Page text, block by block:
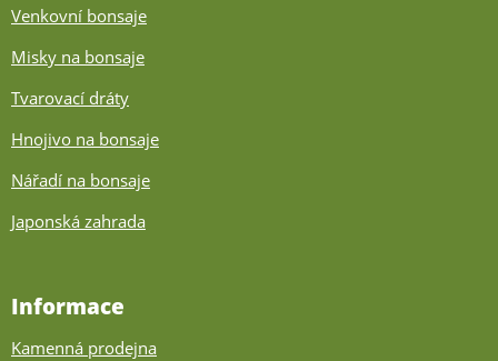
Venkovní bonsaje
Misky na bonsaje
Tvarovací dráty
Hnojivo na bonsaje
Nářadí na bonsaje
Japonská zahrada
Informace
Kamenná prodejna